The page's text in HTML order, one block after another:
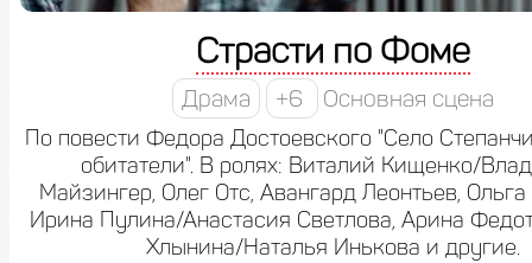
Страсти по Фоме
Драма +6 Основная сцена
По повести Федора Достоевского "Село
обитатели". В ролях: Виталий Кищенко/
Майзингер, Олег Отс, Авангард Леонтьев,
Ирина Пулина/Анастасия Светлова, Арина
Хлынина/Наталья Инькова и другие.